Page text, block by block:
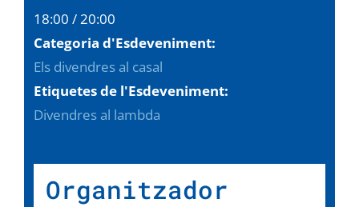
18:00 / 20:00
Categoria d'Esdeveniment:
Els divendres al casal
Etiquetes de l'Esdeveniment:
Divendres al lambda
Organitzador